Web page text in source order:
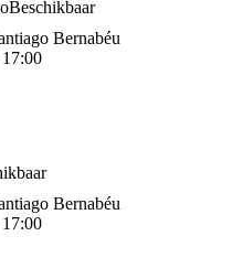
Beschikbaar
Bernabéu
17:00
Bernabéu
17:00